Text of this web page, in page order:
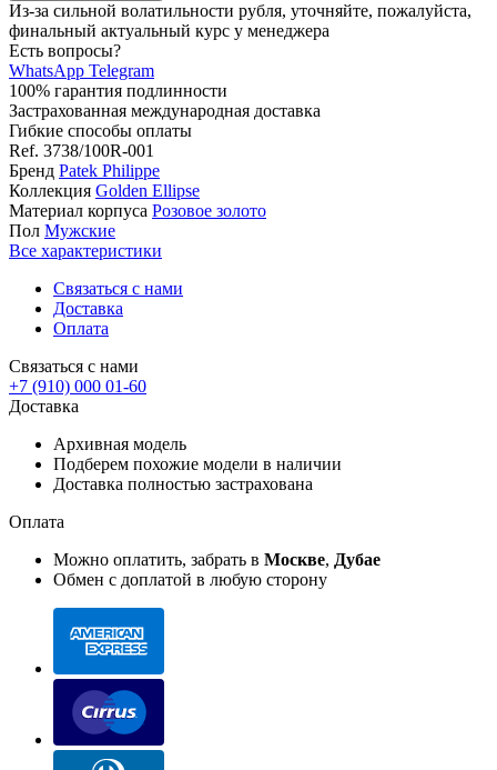
Из-за сильной волатильности рубля, уточняйте, пожалуйста,
финальный актуальный курс у менеджера
Есть вопросы?
WhatsApp Telegram
100% гарантия подлинности
Застрахованная международная доставка
Гибкие способы оплаты
Ref. 3738/100R-001
Бренд Patek Philippe
Коллекция Golden Ellipse
Материал корпуса Розовое золото
Пол Мужские
Все характеристики
Связаться с нами
Доставка
Оплата
Связаться с нами
+7 (910) 000 01-60
Доставка
Архивная модель
Подберем похожие модели в наличии
Доставка полностью застрахована
Оплата
Можно оплатить, забрать в Москве, Дубае
Обмен с доплатой в любую сторону